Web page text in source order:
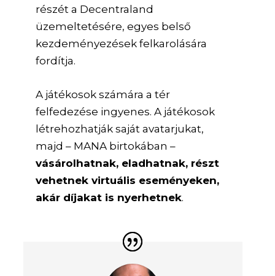
részét a Decentraland
üzemeltetésére, egyes belső
kezdeményezések felkarolására
fordítja.
A játékosok számára a tér
felfedezése ingyenes. A játékosok
létrehozhatják saját avatarjukat,
majd – MANA birtokában –
vásárolhatnak, eladhatnak, részt
vehetnek virtuális eseményeken,
akár díjakat is nyerhetnek.